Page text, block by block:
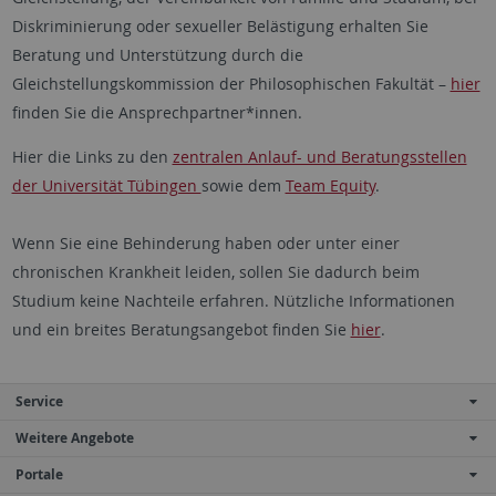
Diskriminierung oder sexueller Belästigung erhalten Sie
Beratung und Unterstützung durch die
Gleichstellungskommission der Philosophischen Fakultät – hier
finden Sie die Ansprechpartner*innen.
Hier die Links zu den zentralen Anlauf- und Beratungsstellen
der Universität Tübingen sowie dem Team Equity.
Wenn Sie eine Behinderung haben oder unter einer
chronischen Krankheit leiden, sollen Sie dadurch beim
Studium keine Nachteile erfahren. Nützliche Informationen
und ein breites Beratungsangebot finden Sie hier.
Service
Weitere Angebote
Portale